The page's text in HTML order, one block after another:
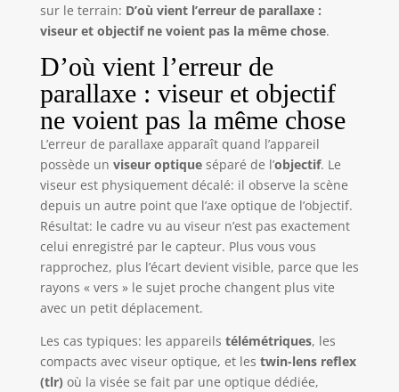
sur le terrain: D’où vient l’erreur de parallaxe :
viseur et objectif ne voient pas la même chose.
D’où vient l’erreur de
parallaxe : viseur et objectif
ne voient pas la même chose
L’erreur de parallaxe apparaît quand l’appareil
possède un viseur optiqueséparé de l’objectif. Le
viseur est physiquement décalé: il observe la scène
depuis un autre point que l’axe optique de l’objectif.
Résultat: le cadre vu au viseur n’est pas exactement
celui enregistré par le capteur. Plus vous vous
rapprochez, plus l’écart devient visible, parce que les
rayons « vers » le sujet proche changent plus vite
avec un petit déplacement.
Les cas typiques: les appareils télémétriques, les
compacts avec viseur optique, et les twin-lens reflex
(tlr) où la visée se fait par une optique dédiée,